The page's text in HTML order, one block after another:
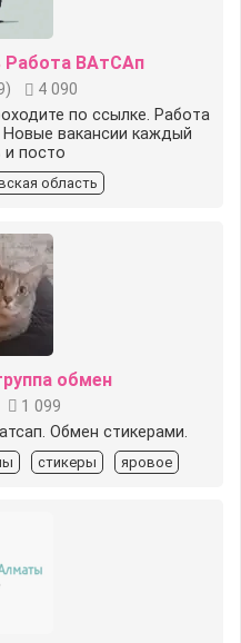
Работа ВАтСАп
)
4 090
по ссылке. Работа
Новые вакансии каждый
и посто
область
обмен
1 099
Обмен стикерами.
стикеры яровое